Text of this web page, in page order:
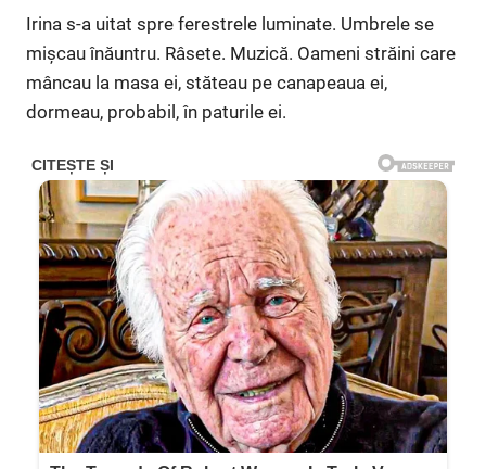
Irina s-a uitat spre ferestrele luminate. Umbrele se
mișcau înăuntru. Râsete. Muzică. Oameni străini care
mâncau la masa ei, stăteau pe canapeaua ei,
dormeau, probabil, în paturile ei.